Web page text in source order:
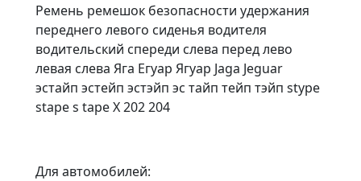
Ремень ремешок безопасности удержания
переднего левого сиденья водителя
водительский спереди слева перед лево
левая слева Яга Егуар Ягуар Jaga Jeguar
эстайп эстейп эстэйп эс тайп тейп тэйп stype
stape s tape X 202 204
Для автомобилей: